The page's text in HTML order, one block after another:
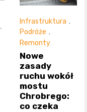
,
Infrastruktura ,
Podróże ,
Remonty
Nowe
zasady
ruchu wokół
mostu
Chrobrego:
co czeka